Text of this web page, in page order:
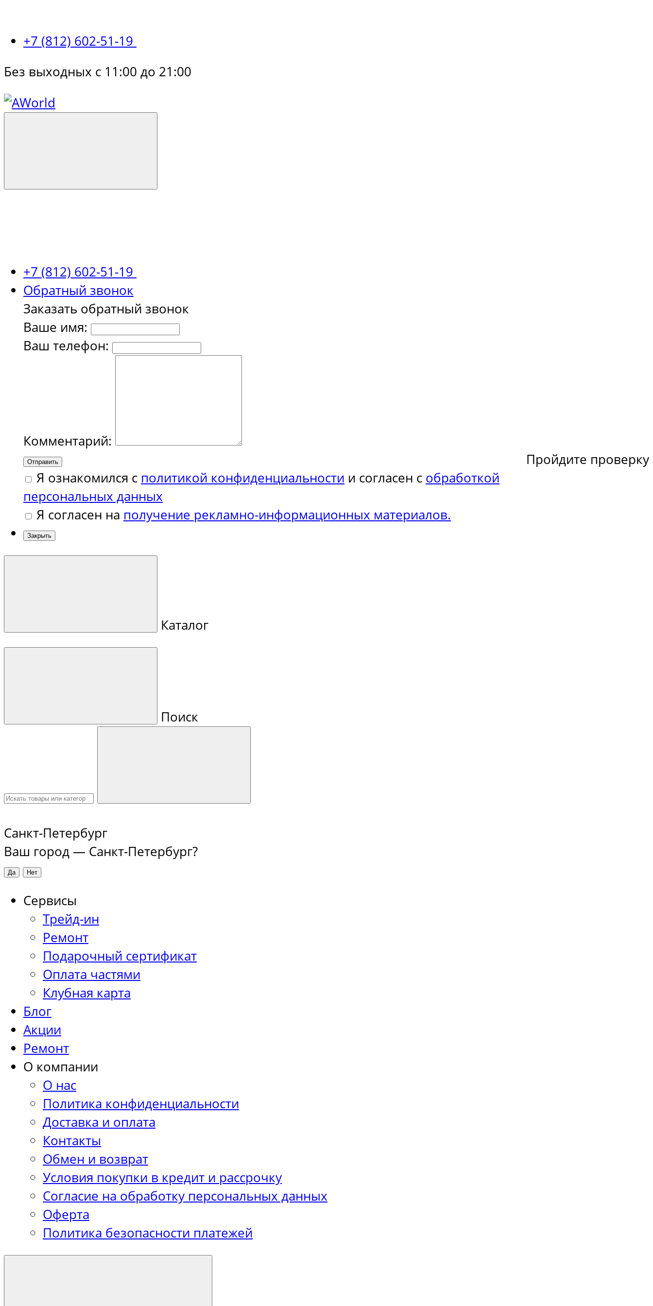
+7 (812) 602-51-19
Без выходных с 11:00 до 21:00
+7 (812) 602-51-19
Обратный звонок
Заказать обратный звонок
Ваше имя:
Ваш телефон:
Комментарий:
Пройдите проверку
Отправить
Я ознакомился с политикой конфиденциальности и согласен с обработкой
персональных данных
Я согласен на получение рекламно-информационных материалов.
Закрыть
Каталог
Поиск
Санкт-Петербург
Ваш город — Санкт-Петербург?
Сервисы
Трейд-ин
Ремонт
Подарочный сертификат
Оплата частями
Клубная карта
Блог
Акции
Ремонт
О компании
О нас
Политика конфиденциальности
Доставка и оплата
Контакты
Обмен и возврат
Условия покупки в кредит и рассрочку
Согласие на обработку персональных данных
Оферта
Политика безопасности платежей